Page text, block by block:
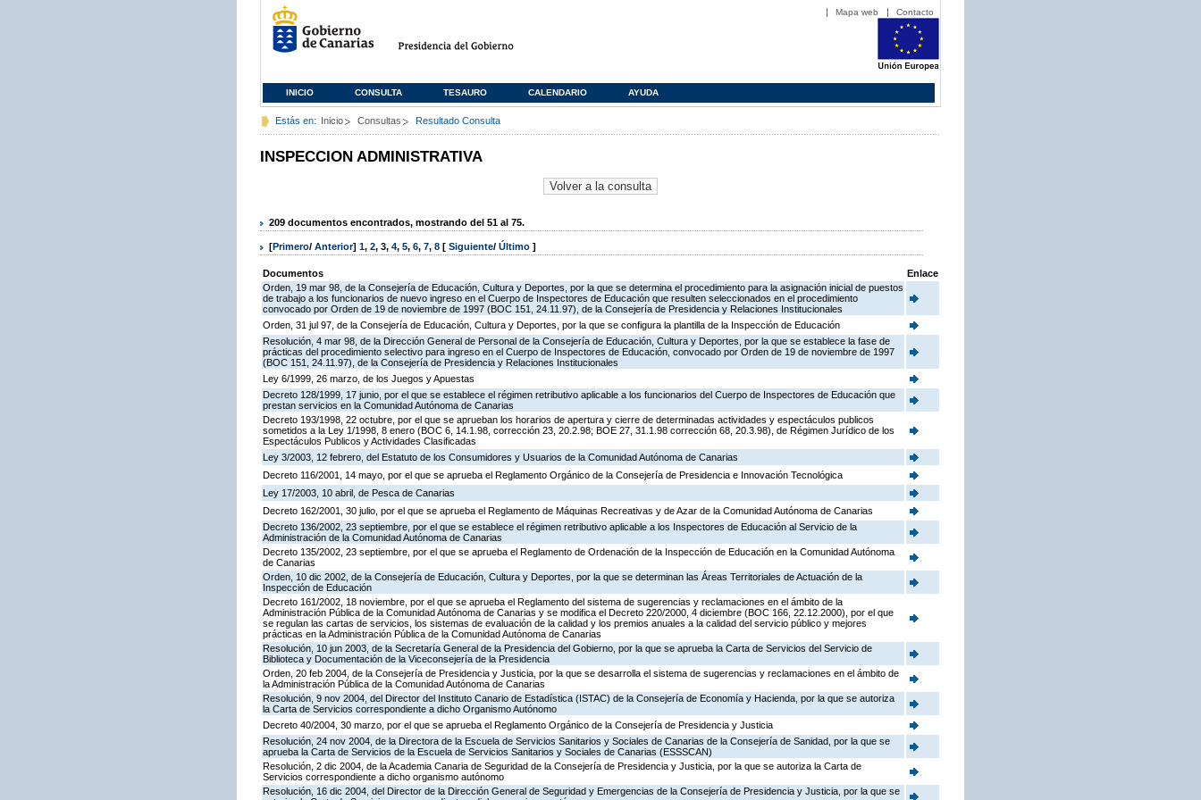
Mapa web Contacto
INICIO CONSULTA TESAURO CALENDARIO AYUDA
Estás en: Inicio Consultas Resultado Consulta
INSPECCION ADMINISTRATIVA
209 documentos encontrados, mostrando del 51 al 75.
[Primero/ Anterior] 1, 2, 3, 4, 5, 6, 7, 8 [ Siguiente/ Último ]
Documentos
Enlace
Orden, 19 mar 98, de la Consejería de Educación, Cultura y Deportes, por la que se determina el procedimiento para la asignación inicial de puestos
de trabajo a los funcionarios de nuevo ingreso en el Cuerpo de Inspectores de Educación que resulten seleccionados en el procedimiento
convocado por Orden de 19 de noviembre de 1997 (BOC 151, 24.11.97), de la Consejería de Presidencia y Relaciones Institucionales
Orden, 31 jul 97, de la Consejería de Educación, Cultura y Deportes, por la que se configura la plantilla de la Inspección de Educación
Resolución, 4 mar 98, de la Dirección General de Personal de la Consejería de Educación, Cultura y Deportes, por la que se establece la fase de
prácticas del procedimiento selectivo para ingreso en el Cuerpo de Inspectores de Educación, convocado por Orden de 19 de noviembre de 1997
(BOC 151, 24.11.97), de la Consejería de Presidencia y Relaciones Institucionales
Ley 6/1999, 26 marzo, de los Juegos y Apuestas
Decreto 128/1999, 17 junio, por el que se establece el régimen retributivo aplicable a los funcionarios del Cuerpo de Inspectores de Educación que
prestan servicios en la Comunidad Autónoma de Canarias
Decreto 193/1998, 22 octubre, por el que se aprueban los horarios de apertura y cierre de determinadas actividades y espectáculos publicos
sometidos a la Ley 1/1998, 8 enero (BOC 6, 14.1.98, corrección 23, 20.2.98; BOE 27, 31.1.98 corrección 68, 20.3.98), de Régimen Jurídico de los
Espectáculos Publicos y Actividades Clasificadas
Ley 3/2003, 12 febrero, del Estatuto de los Consumidores y Usuarios de la Comunidad Autónoma de Canarias
Decreto 116/2001, 14 mayo, por el que se aprueba el Reglamento Orgánico de la Consejería de Presidencia e Innovación Tecnológica
Ley 17/2003, 10 abril, de Pesca de Canarias
Decreto 162/2001, 30 julio, por el que se aprueba el Reglamento de Máquinas Recreativas y de Azar de la Comunidad Autónoma de Canarias
Decreto 136/2002, 23 septiembre, por el que se establece el régimen retributivo aplicable a los Inspectores de Educación al Servicio de la
Administración de la Comunidad Autónoma de Canarias
Decreto 135/2002, 23 septiembre, por el que se aprueba el Reglamento de Ordenación de la Inspección de Educación en la Comunidad Autónoma
de Canarias
Orden, 10 dic 2002, de la Consejería de Educación, Cultura y Deportes, por la que se determinan las Áreas Territoriales de Actuación de la
Inspección de Educación
Decreto 161/2002, 18 noviembre, por el que se aprueba el Reglamento del sistema de sugerencias y reclamaciones en el ámbito de la
Administración Pública de la Comunidad Autónoma de Canarias y se modifica el Decreto 220/2000, 4 diciembre (BOC 166, 22.12.2000), por el que
se regulan las cartas de servicios, los sistemas de evaluación de la calidad y los premios anuales a la calidad del servicio público y mejores
prácticas en la Administración Pública de la Comunidad Autónoma de Canarias
Resolución, 10 jun 2003, de la Secretaría General de la Presidencia del Gobierno, por la que se aprueba la Carta de Servicios del Servicio de
Biblioteca y Documentación de la Viceconsejería de la Presidencia
Orden, 20 feb 2004, de la Consejería de Presidencia y Justicia, por la que se desarrolla el sistema de sugerencias y reclamaciones en el ámbito de
la Administración Pública de la Comunidad Autónoma de Canarias
Resolución, 9 nov 2004, del Director del Instituto Canario de Estadística (ISTAC) de la Consejería de Economía y Hacienda, por la que se autoriza
la Carta de Servicios correspondiente a dicho Organismo Autónomo
Decreto 40/2004, 30 marzo, por el que se aprueba el Reglamento Orgánico de la Consejería de Presidencia y Justicia
Resolución, 24 nov 2004, de la Directora de la Escuela de Servicios Sanitarios y Sociales de Canarias de la Consejería de Sanidad, por la que se
aprueba la Carta de Servicios de la Escuela de Servicios Sanitarios y Sociales de Canarias (ESSSCAN)
Resolución, 2 dic 2004, de la Academia Canaria de Seguridad de la Consejería de Presidencia y Justicia, por la que se autoriza la Carta de
Servicios correspondiente a dicho organismo autónomo
Resolución, 16 dic 2004, del Director de la Dirección General de Seguridad y Emergencias de la Consejería de Presidencia y Justicia, por la que se